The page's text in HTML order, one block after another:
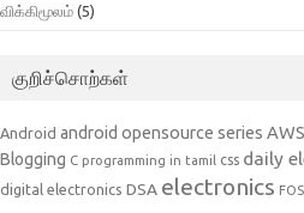
விக்கிமூலம் (5)
குறிச்சொற்கள்
Android android opensource series AWS
Blogging C programming in tamil css daily
digital electronics DSA electronics